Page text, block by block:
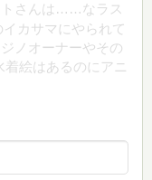
トさんは……なラス
カサマにやられて
ノオーナーやその
絵はあるのにアニ